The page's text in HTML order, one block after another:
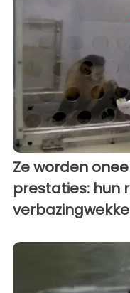
Ze worden
prestaties: hun